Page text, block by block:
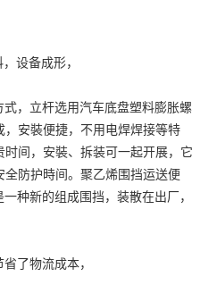
设备成形，
，立杆选用汽车底盘塑料膨胀螺
安裝便捷，不用电焊焊接等特
间，安裝、拆装可一起开展，它
防护時间。聚乙烯围挡运送便
种新的组成围挡，装散在出厂，
了物流成本，